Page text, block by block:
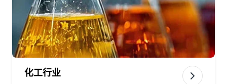
化工行业